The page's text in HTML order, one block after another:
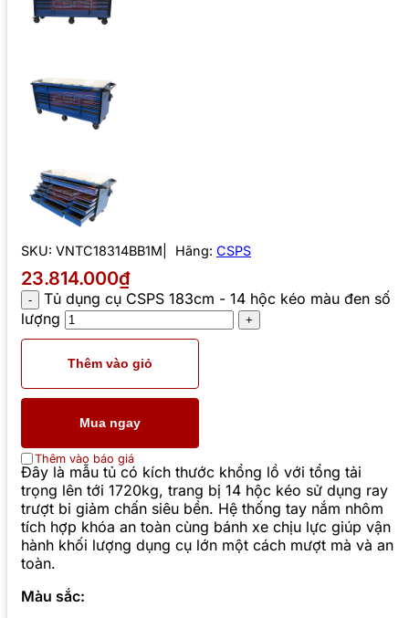
SKU: VNTC18314BB1M Hãng: CSPS
23.814.000₫
Tủ dụng cụ CSPS 183cm - 14 hộc kéo màu đen số
lượng
Thêm vào giỏ
Mua ngay
Thêm vào báo giá
Đây là mẫu tủ có kích thước khổng lồ với tổng tải
trọng lên tới 1720kg, trang bị 14 hộc kéo sử dụng ray
trượt bi giảm chấn siêu bền. Hệ thống tay nắm nhôm
tích hợp khóa an toàn cùng bánh xe chịu lực giúp vận
hành khối lượng dụng cụ lớn một cách mượt mà và an
toàn.
Màu sắc: